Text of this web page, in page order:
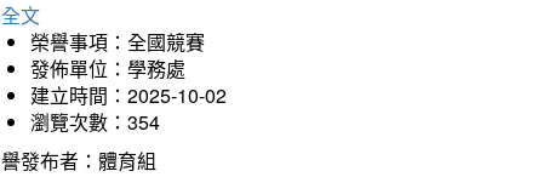
文
榮譽事項：全國競賽
發佈單位：學務處
建立時間：2025-10-02
瀏覽次數：354
發布者：體育組